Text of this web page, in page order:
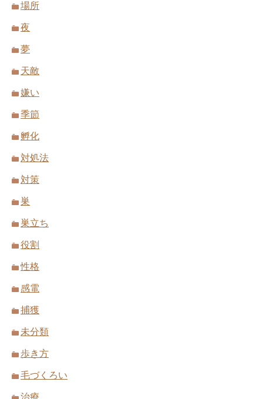
場所
夜
夢
天敵
嫌い
季節
孵化
対処法
対策
巣
巣立ち
役割
性格
感電
捕獲
未分類
歩き方
毛づくろい
治療